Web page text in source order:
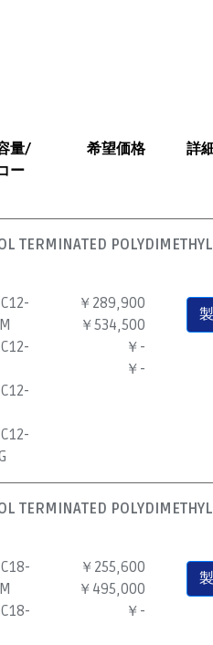
量/
ー
希望価格 詳
TERMINATED
￥289,900
￥534,500
￥-
￥-
TERMINATED
￥255,600
￥495,000
￥-